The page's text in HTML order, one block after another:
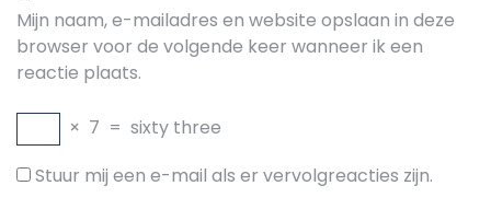
Mijn naam, e-mailadres en website opslaan in deze
browser voor de volgende keer wanneer ik een
reactie plaats.
× 7 = sixty three
Stuur mij een e-mail als er vervolgreacties zijn.